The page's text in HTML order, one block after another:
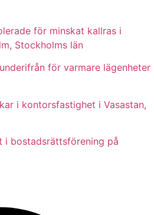
för minskat kallras i
Stockholms län
för varmare lägenheter
i kontorsfastighet i Vasastan,
i bostadsrättsförening på